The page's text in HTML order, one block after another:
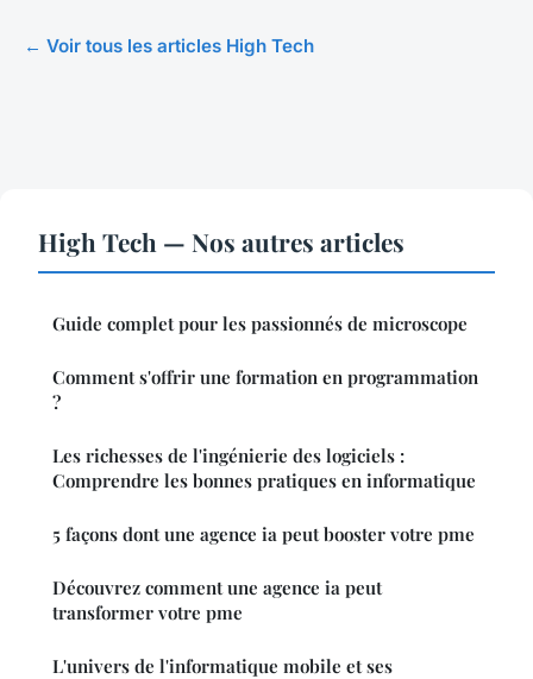
← Voir tous les articles High Tech
High Tech — Nos autres articles
Guide complet pour les passionnés de microscope
Comment s'offrir une formation en programmation
?
Les richesses de l'ingénierie des logiciels :
Comprendre les bonnes pratiques en informatique
5 façons dont une agence ia peut booster votre pme
Découvrez comment une agence ia peut
transformer votre pme
L'univers de l'informatique mobile et ses